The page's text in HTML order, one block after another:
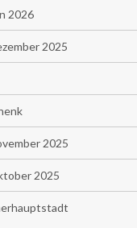
2026
2025
2025
2025